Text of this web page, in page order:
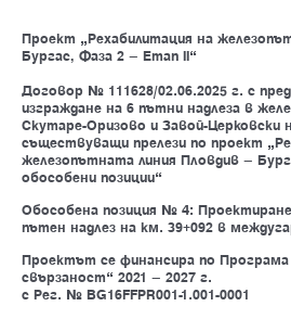
Проект „Рехабилитация на
Бургас, Фаза 2 – Етап II“
Договор № 111628/02.06.2025 г. с
изграждане на 6 пътни надлеза в
Скутаре-Оризово и Завой-Церковски
съществуващи прелези по проект
железопътната линия Пловдив –
обособени позиции“
Обособена позиция № 4:
пътен надлез на км. 39+092 в
Проектът се финансира по
свързаност“ 2021 – 2027 г.
с Рег. № BG16FFPR001-1.001-0001